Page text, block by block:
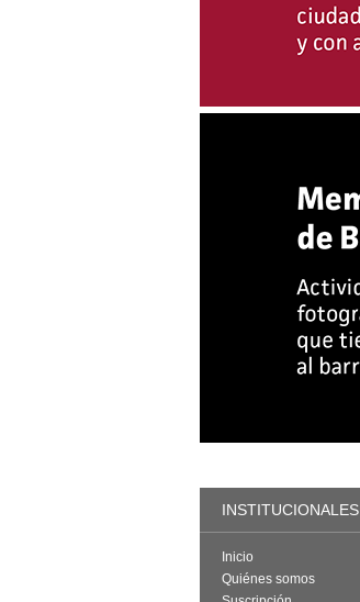
INSTITUCIONALES
Inicio
Quiénes somos